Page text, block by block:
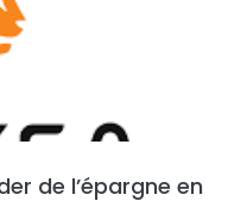
de l’épargne en